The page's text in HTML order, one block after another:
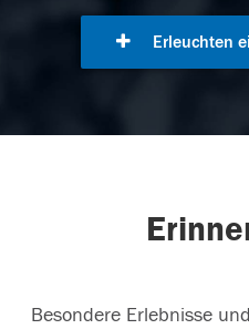
Erleuchten
Besondere Erlebnisse